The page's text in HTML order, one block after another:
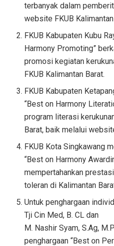
terbanyak dalam
website FKUB
FKUB Kabupaten Kubu
Harmony Promoting”
promosi kegiatan
FKUB Kalimantan Barat.
FKUB Kabupaten
“Best on Harmony
program literasi
Barat, baik melalui
FKUB Kota Singkawang
“Best on Harmony
mempertahankan
toleran di Kalimantan
Untuk penghargaan
Tji Cin Med, B. CL dan
M. Nashir Syam, S.Ag,
penghargaan “Best on